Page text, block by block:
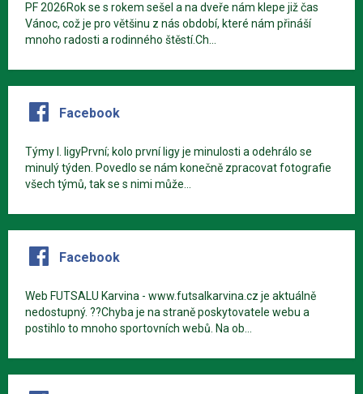
PF 2026Rok se s rokem sešel a na dveře nám klepe již čas
Vánoc, což je pro většinu z nás období, které nám přináší
mnoho radosti a rodinného štěstí.Ch...
Facebook
Týmy I. ligyPrvní; kolo první ligy je minulosti a odehrálo se
minulý týden. Povedlo se nám konečně zpracovat fotografie
všech týmů, tak se s nimi může...
Facebook
Web FUTSALU Karvina - www.futsalkarvina.cz je aktuálně
nedostupný. ??Chyba je na straně poskytovatele webu a
postihlo to mnoho sportovních webů. Na ob...